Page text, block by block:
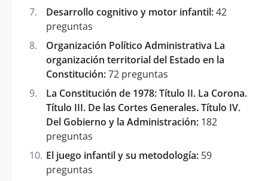
Desarrollo cognitivo y motor infantil:42
preguntas
Organización Político Administrativa La
organización territorial del Estado en la
Constitución:72 preguntas
La Constitución de 1978: Título II. La Corona.
Título III. De las Cortes Generales. Título IV.
Del Gobierno y la Administración: 182
preguntas
El juego infantil y su metodología: 59
preguntas